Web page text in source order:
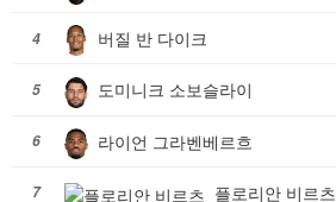
4 버질 반 다이크
5 도미니크 소보슬라이
6 라이언 그라벤베르흐
7 플로리안 비르츠